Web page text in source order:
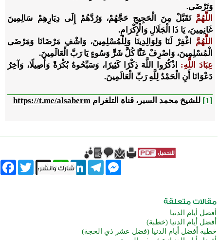
وَتَرْضَى.
اللَّهُمَّ تَقَبَّلْ مِنَ الْحَجِيجِ حَجَّهُمْ، وَرُدَّهُمْ إِلَى دِيَارِهِمْ سَالِمِينَ
غَانِمِينَ، يَا ذَا الْجَلَالِ وَالْإِكْرَامِ.
اللَّهُمَّ اغْفِرْ لَنَا وَلِوَالِدِينَا وَلِلْمُسْلِمِينَ، وَاشْفِ مَرْضَانَا وَمَرْضَى
الْمُسْلِمِينَ، وَاصْرِفْ عَنَّا كُلَّ شَرٍّ وَسُوءٍ يَا رَبَّ الْعَالَمِينَ.
عِبَادَ اللَّهِ:
اذْكُرُوا اللَّهَ ذِكْرًا كَثِيرًا، وَسَبِّحُوهُ بُكْرَةً وَأَصِيلًا، وَآخِرُ
دَعْوَانَا أَنِ الْحَمْدُ لِلَّهِ رَبِّ الْعَالَمِينَ.
[1] للشيخ محمد السبر، قناة التلغرام https://t.me/alsaberm
Twitter X
WhatsAppLinkedInTelegram
Messenger
أفضل أيام الدنيا
أفضل أيام الدنيا (خطبة)
خطبة أفضل أيام الدنيا (فضل عشر ذي الحجة)